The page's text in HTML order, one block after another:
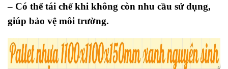
– Có thể tái chế khi không còn nhu cầu sử dụng,
giúp bảo vệ môi trường.